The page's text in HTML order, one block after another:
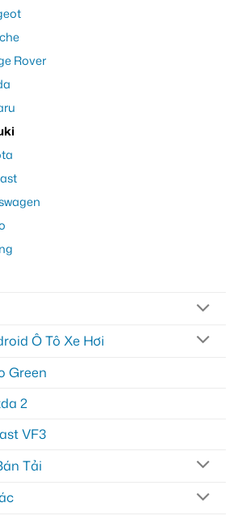
Rover
Ô Tô Xe Hơi
Green
2
VF3
Tải